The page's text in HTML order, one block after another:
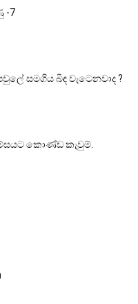
-7
සමගිය බිඳ වැටෙනවාද ?
කොණ්ඩ කැවුම්.